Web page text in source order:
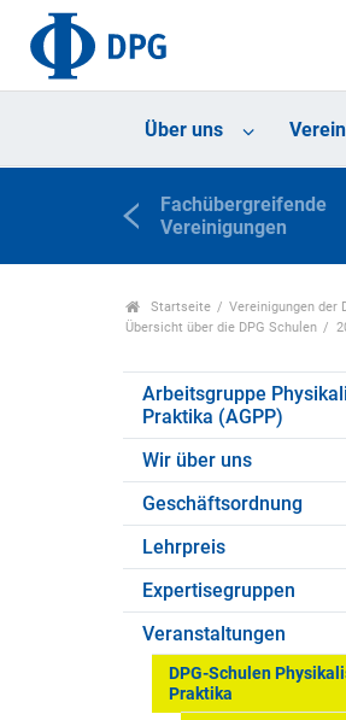
Über uns
Fachübergreifende
Vereinigungen
Startseite Vereinigungen der
Übersicht über die DPG Schulen
Arbeitsgruppe
Praktika (AGPP)
Wir über uns
Geschäftsordnung
Lehrpreis
Expertisegruppen
Veranstaltungen
DPG-Schulen
Praktika